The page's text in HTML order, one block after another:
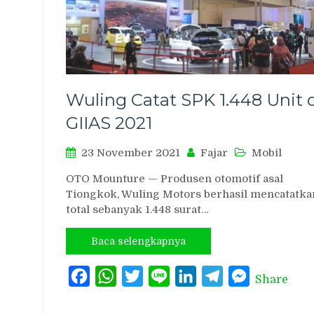
Wuling Catat SPK 1.448 Unit
GIIAS 2021
23 November 2021 Fajar Mobil
OTO Mounture — Produsen otomotif asal
Tiongkok, Wuling Motors berhasil
total sebanyak 1.448 surat…
Baca selengkapnya
FacebookWhatsAppTwitterLine LinkedInTelegramMessenger
Share